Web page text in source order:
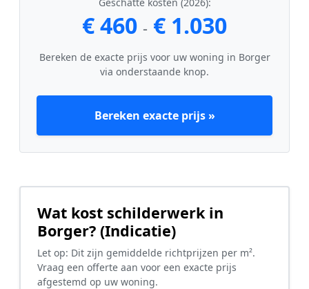
€ 460 - € 1.030
Bereken de exacte prijs voor uw woning in Borger
via onderstaande knop.
Bereken exacte prijs »
Wat kost schilderwerk in
Borger? (Indicatie)
Let op: Dit zijn gemiddelde richtprijzen per m².
Vraag een offerte aan voor een exacte prijs
afgestemd op uw woning.